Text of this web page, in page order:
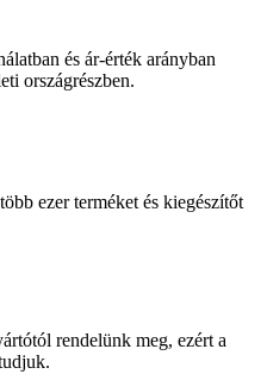
és ár-érték arányban
országrészben.
ezer terméket és kiegészítőt
rendelünk meg, ezért a